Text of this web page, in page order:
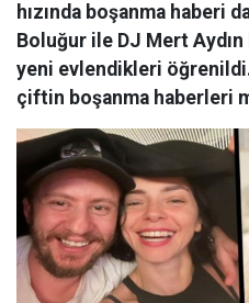
hızında boşanma haberi
Boluğur ile DJ Mert
yeni evlendikleri
çiftin boşanma haberleri